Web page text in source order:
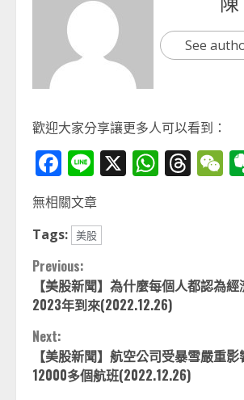
See
歡迎大家分享讓更多人可以看到：
Facebook
Line
X
無相關文章
Tags: 美股
Continue
Reading
Previous:
【美股新聞】為什麼每個人都認為
2023年到來(2022.12.26)
Next:
【美股新聞】航空公司受暴雪嚴重
12000多個航班(2022.12.26)